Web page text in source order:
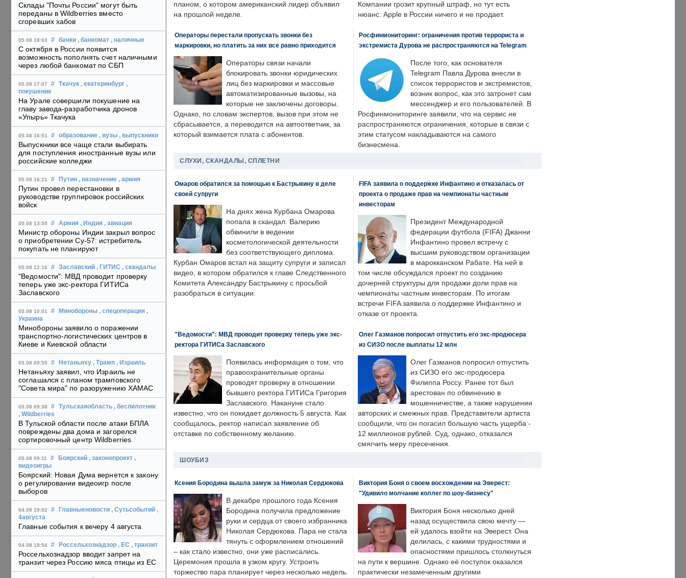
Склады "Почты России" могут быть
переданы в Wildberries вместо
сгоревших хабов
05.08 18:03 # банки , банкомат , наличные
С октября в России появится
возможность пополнять счет наличными
через любой банкомат по СБП
05.08 17:07 # Ткачук , екатеринбург ,
покушение
На Урале совершили покушение на
главу завода-разработчика дронов
«Упырь» Ткачука
05.08 16:51 # образование , вузы , выпускники
Выпускники все чаще стали выбирать
для поступления иностранные вузы или
российские колледжи
05.08 16:21 # Путин , назначение , армия
Путин провел перестановки в
руководстве группировок российских
войск
05.08 13:55 # Армия , Индия , авиация
Министр обороны Индии закрыл вопрос
о приобретении Су-57: истребитель
покупать не планируют
05.08 12:16 # Заславский , ГИТИС , скандалы
"Ведомости": МВД проводит проверку
теперь уже экс-ректора ГИТИСа
Заславского
05.08 10:01 # Минобороны , спецоперация ,
Украина
Минобороны заявило о поражении
транспортно-логистических центров в
Киеве и Киевской области
05.08 09:55 # Нетаньяху , Трамп , Израиль
Нетаньяху заявил, что Израиль не
соглашался с планом трамповского
"Совета мира" по разоружению ХАМАС
05.08 09:38 # Тульскаяобласть , беспилотник
, Wildberries
В Тульской области после атаки БПЛА
повреждены два дома и загорелся
сортировочный центр Wildberries
05.08 09:11 # Боярский , законопроект ,
видеоигры
Боярский: Новая Дума вернется к закону
о регулировании видеоигр после
выборов
04.08 19:02 # Главныеновости , Сутьсобытий ,
4августа
Главные события к вечеру 4 августа
04.08 18:54 # Россельхознадзор , ЕС , транзит
Россельхознадзор вводит запрет на
транзит через Россию мяса птицы из ЕС
планом, о котором американский лидер объявил
на прошлой неделе.
Компании грозит крупный штраф, но тут есть
нюанс: Apple в России ничего и не продает.
Операторы перестали пропускать звонки без
маркировки, но платить за них все равно приходится
Операторы связи начали
блокировать звонки юридических
лиц без маркировки и массовые
автоматизированные вызовы, на
которые не заключены договоры.
Однако, по словам экспертов, вызов при этом не
сбрасывается, а переводится на автоответчик, за
который взимается плата с абонентов.
Росфинмониторинг: ограничения против террориста и
экстремиста Дурова не распространяются на Telegram
После того, как основателя
Telegram Павла Дурова внесли в
список террористов и экстремистов,
возник вопрос, как это затронет сам
мессенджер и его пользователей. В
Росфинмониторинге заявили, что на сервис не
распространяются ограничения, которые в связи с
этим статусом накладываются на самого
бизнесмена.
СЛУХИ, СКАНДАЛЫ, СПЛЕТНИ
Омаров обратился за помощью к Бастрыкину в деле
своей супруги
На днях жена Курбана Омарова
попала в скандал. Валерию
обвинили в ведении
косметологической деятельности
без соответствующего диплома.
Курбан Омаров встал на защиту супруги и записал
видео, в котором обратился к главе Следственного
Комитета Александру Бастрыкину с просьбой
разобраться в ситуации.
FIFA заявила о поддержке Инфантино и отказалась от
проекта о продаже прав на чемпионаты частным
инвесторам
Президент Международной
федерации футбола (FIFA) Джанни
Инфантино провел встречу с
высшим руководством организации
в марокканском Рабате. На ней в
том числе обсуждался проект по созданию
дочерней структуры для продажи доли прав на
чемпионаты частным инвесторам. По итогам
встречи FIFA заявила о поддержке Инфантино и
отказе от проекта.
"Ведомости": МВД проводит проверку теперь уже экс-
ректора ГИТИСа Заславского
Появилась информация о том, что
правоохранительные органы
проводят проверку в отношении
бывшего ректора ГИТИСа Григория
Заславского. Накануне стало
известно, что он покидает должность 5 августа. Как
сообщалось, ректор написал заявление об
отставке по собственному желанию.
Олег Газманов попросил отпустить его экс-продюсера
из СИЗО после выплаты 12 млн
Олег Газманов попросил отпустить
из СИЗО его экс-продюсера
Филиппа Россу. Ранее тот был
арестован по обвинению в
мошенничестве, а также нарушении
авторских и смежных прав. Представители артиста
сообщили, что он погасил большую часть ущерба -
12 миллионов рублей. Суд, однако, отказался
смягчить меру пресечения.
ШОУБИЗ
Ксения Бородина вышла замуж за Николая Сердюкова
В декабре прошлого года Ксения
Бородина получила предложение
руки и сердца от своего избранника
Николая Сердюкова. Пара не стала
тянуть с оформлением отношений
– как стало известно, они уже расписались.
Церемония прошла в узком кругу. Устроить
торжество пара планирует через несколько недель.
Виктория Боня о своем восхождении на Эверест:
"Удивило молчание коллег по шоу-бизнесу"
Виктория Боня несколько дней
назад осуществила свою мечту —
ей удалось взойти на Эверест. Она
делилась, с какими трудностями и
опасностями пришлось столкнуться
на пути к вершине. Однако её поступок оказался
практически незамеченным другими